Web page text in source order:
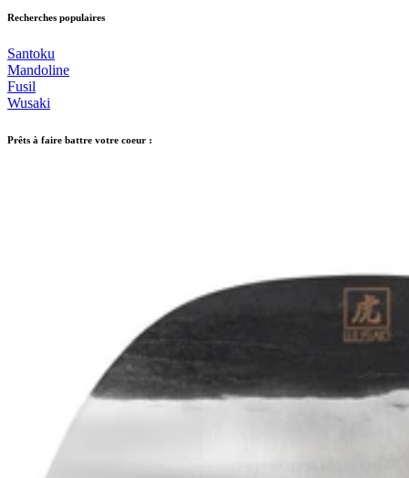
Recherches populaires
Santoku
Mandoline
Fusil
Wusaki
Prêts à faire battre votre coeur :